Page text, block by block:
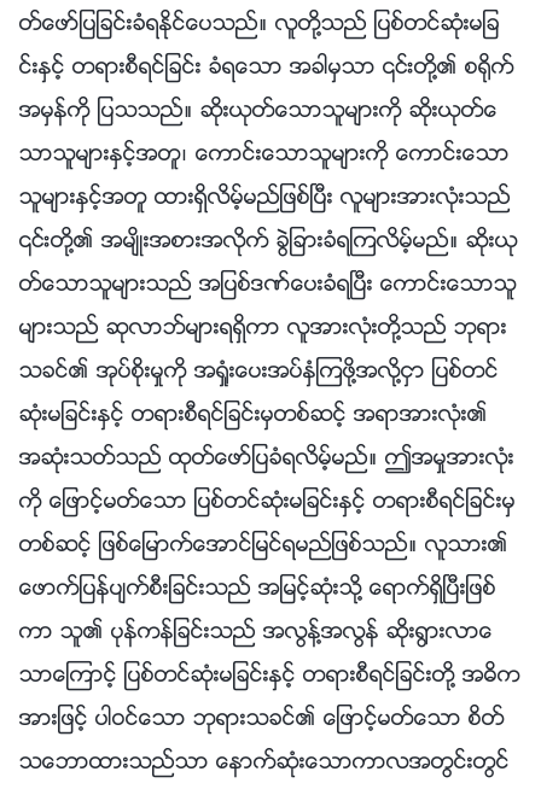
တ္ေဖာ္ျပျခင္းခံရႏိုင္ေပသည္။ လူတို႔သည္ ျပစ္တင္ဆုံးမျခ
င္းႏွင့္ တရားစီရင္ျခင္း ခံရေသာ အခါမွသာ ၎တို႔၏ စ႐ိုက္
အမွန္ကို ျပသသည္။ ဆိုးယုတ္ေသာသူမ်ားကို ဆိုးယုတ္ေ
သာသူမ်ားႏွင့္အတူ၊ ေကာင္းေသာသူမ်ားကို ေကာင္းေသာ
သူမ်ားႏွင့္အတူ ထားရွိလိမ့္မည္ျဖစ္ၿပီး လူမ်ားအားလုံးသည္
၎တို႔၏ အမ်ိဳးအစားအလိုက္ ခြဲျခားခံရၾကလိမ့္မည္။ ဆိုးယု
တ္ေသာသူမ်ားသည္ အျပစ္ဒဏ္ေပးခံရၿပီး ေကာင္းေသာသူ
မ်ားသည္ ဆုလာဘ္မ်ားရရွိကာ လူအားလုံးတို႔သည္ ဘုရား
သခင္၏ အုပ္စိုးမႈကို အရႈံးေပးအပ္ႏွံၾကဖို႔အလို႔ငွာ ျပစ္တင္
ဆုံးမျခင္းႏွင့္ တရားစီရင္ျခင္းမွတစ္ဆင့္ အရာအားလုံး၏
အဆုံးသတ္သည္ ထုတ္ေဖာ္ျပခံရလိမ့္မည္။ ဤအမႈအားလုံး
ကို ေျဖာင့္မတ္ေသာ ျပစ္တင္ဆုံးမျခင္းႏွင့္ တရားစီရင္ျခင္းမွ
တစ္ဆင့္ ျဖစ္ေျမာက္ေအာင္ျမင္ရမည္ျဖစ္သည္။ လူသား၏
ေဖာက္ျပန္ပ်က္စီးျခင္းသည္ အျမင့္ဆုံးသို႔ ေရာက္ရွိၿပီးျဖစ္
ကာ သူ၏ ပုန္ကန္ျခင္းသည္ အလြန႔္အလြန္ ဆိုး႐ြားလာေ
သာေၾကာင့္ ျပစ္တင္ဆုံးမျခင္းႏွင့္ တရားစီရင္ျခင္းတို႔ အဓိက
အားျဖင့္ ပါဝင္ေသာ ဘုရားသခင္၏ ေျဖာင့္မတ္ေသာ စိတ္
သေဘာထားသည္သာ ေနာက္ဆုံးေသာကာလအတြင္းတြင္